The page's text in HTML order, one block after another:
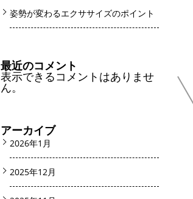
姿勢が変わるエクササイズのポイント
最近のコメント
表示できるコメントはありませ
ん。
アーカイブ
2026年1月
2025年12月